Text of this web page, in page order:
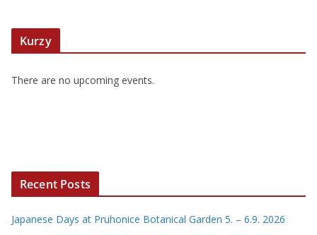
Kurzy
There are no upcoming events.
Recent Posts
Japanese Days at Pruhonice Botanical Garden 5. – 6.9. 2026